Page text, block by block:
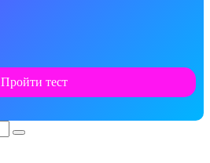
Пройти тест